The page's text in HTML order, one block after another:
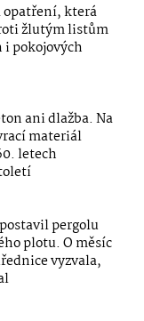
opatření, která
žlutým listům
i pokojových
ani dlažba. Na
materiál
letech
pergolu
plotu. O měsíc
vyzvala,